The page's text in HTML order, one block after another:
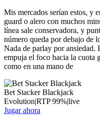
Mis mercados serían estos, y
guard o alero con muchos
línea sale conservadora, y
número queda por debajo de
Nada de parlay por ansiedad.
empuja el foco hacia la cuota
como en una mano de
Bet Stacker Blackjack
Evolution|RTP99%|live
Jugar ahora